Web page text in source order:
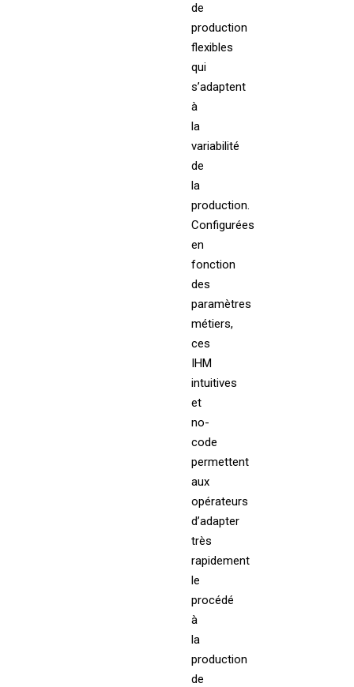
de
production
flexibles
qui
s’adaptent
à
la
variabilité
de
la
production.
Configurées
en
fonction
des
paramètres
métiers,
ces
IHM
intuitives
et
no-
code
permettent
aux
opérateurs
d’adapter
très
rapidement
le
procédé
à
la
production
de